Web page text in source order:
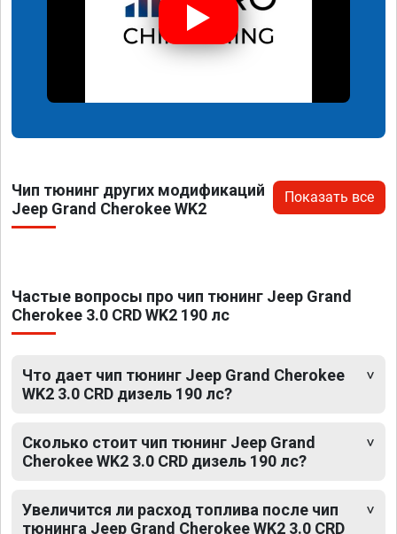
Чип тюнинг других модификаций
Jeep Grand Cherokee WK2
Показать все
Частые вопросы про чип тюнинг Jeep Grand
Cherokee 3.0 CRD WK2 190 лс
Что дает чип тюнинг Jeep Grand Cherokee
WK2 3.0 CRD дизель 190 лс?
Сколько стоит чип тюнинг Jeep Grand
Cherokee WK2 3.0 CRD дизель 190 лс?
Увеличится ли расход топлива после чип
тюнинга Jeep Grand Cherokee WK2 3.0 CRD